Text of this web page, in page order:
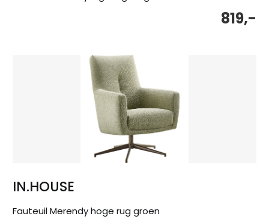
819,-
IN.HOUSE
Fauteuil Merendy hoge rug groen